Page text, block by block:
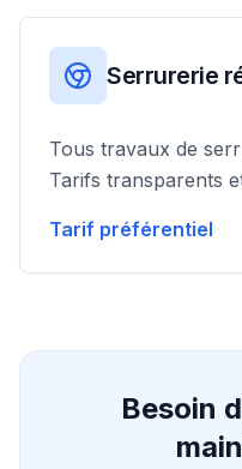
Serrurerie
Tous travaux de
Tarifs transparents
Tarif préférentiel
Besoin